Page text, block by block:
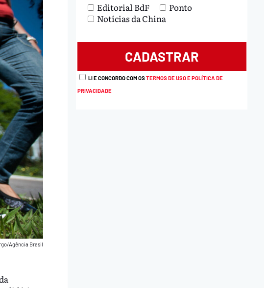
Agência Brasil
Editorial BdF
Ponto
Notícias da China
LI E CONCORDO COM OSTERMOS DE USO E POLÍTICA DE
PRIVACIDADE